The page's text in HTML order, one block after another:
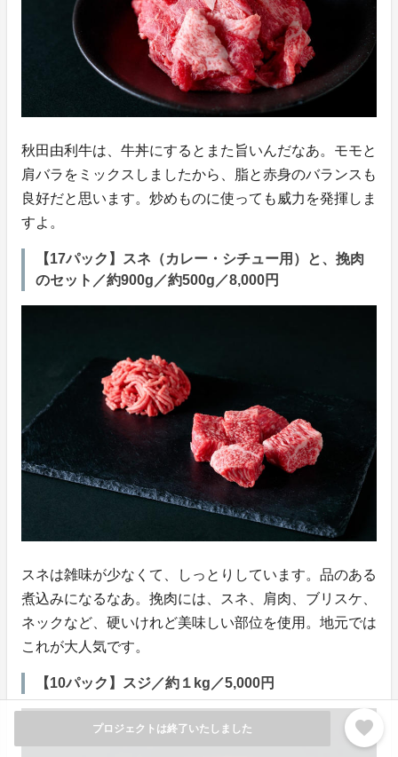
プロジェクトは終了いたしました favorite
秋田由利牛は、牛丼にするとまた旨いんだなあ。モモと
肩バラをミックスしましたから、脂と赤身のバランスも
良好だと思います。炒めものに使っても威力を発揮しま
すよ。
【17パック】スネ（カレー・シチュー用）と、挽肉
のセット／約900g／約500g／8,000円
スネは雑味が少なくて、しっとりしています。品のある
煮込みになるなあ。挽肉には、スネ、肩肉、ブリスケ、
ネックなど、硬いけれど美味しい部位を使用。地元では
これが大人気です。
【10パック】スジ／約１kg／5,000円